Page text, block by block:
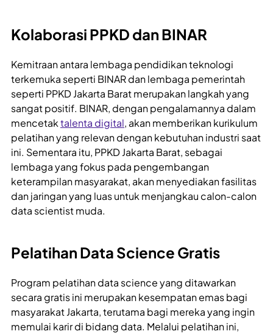
Kolaborasi PPKD dan BINAR
Kemitraan antara lembaga pendidikan teknologi
terkemuka seperti BINAR dan lembaga pemerintah
seperti PPKD Jakarta Barat merupakan langkah yang
sangat positif. BINAR, dengan pengalamannya dalam
mencetaktalenta digital, akan memberikan kurikulum
pelatihan yang relevan dengan kebutuhan industri saat
ini. Sementara itu, PPKD Jakarta Barat, sebagai
lembaga yang fokus pada pengembangan
keterampilan masyarakat, akan menyediakan fasilitas
dan jaringan yang luas untuk menjangkau calon-calon
data scientist muda.
Pelatihan Data Science Gratis
Program pelatihan data science yang ditawarkan
secara gratis ini merupakan kesempatan emas bagi
masyarakat Jakarta, terutama bagi mereka yang ingin
memulai karir di bidang data. Melalui pelatihan ini,